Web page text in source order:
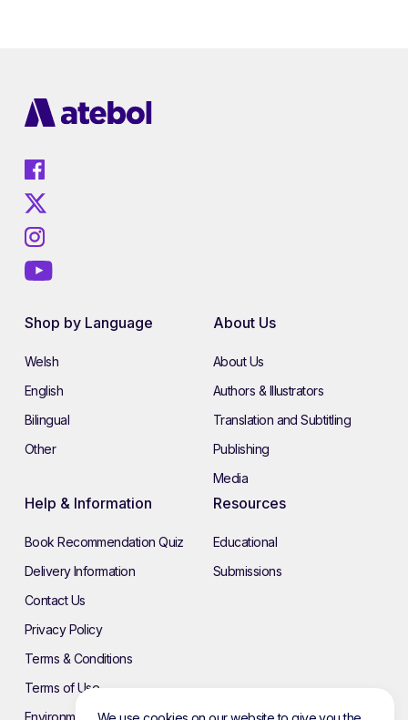
Shop by Language
Welsh
English
Bilingual
Other
About Us
About Us
Authors & Illustrators
Translation and Subtitling
Publishing
Media
Help & Information
Book Recommendation Quiz
Delivery Information
Contact Us
Privacy Policy
Terms & Conditions
Terms of Use
Environmental Policy
Resources
Educational
Submissions